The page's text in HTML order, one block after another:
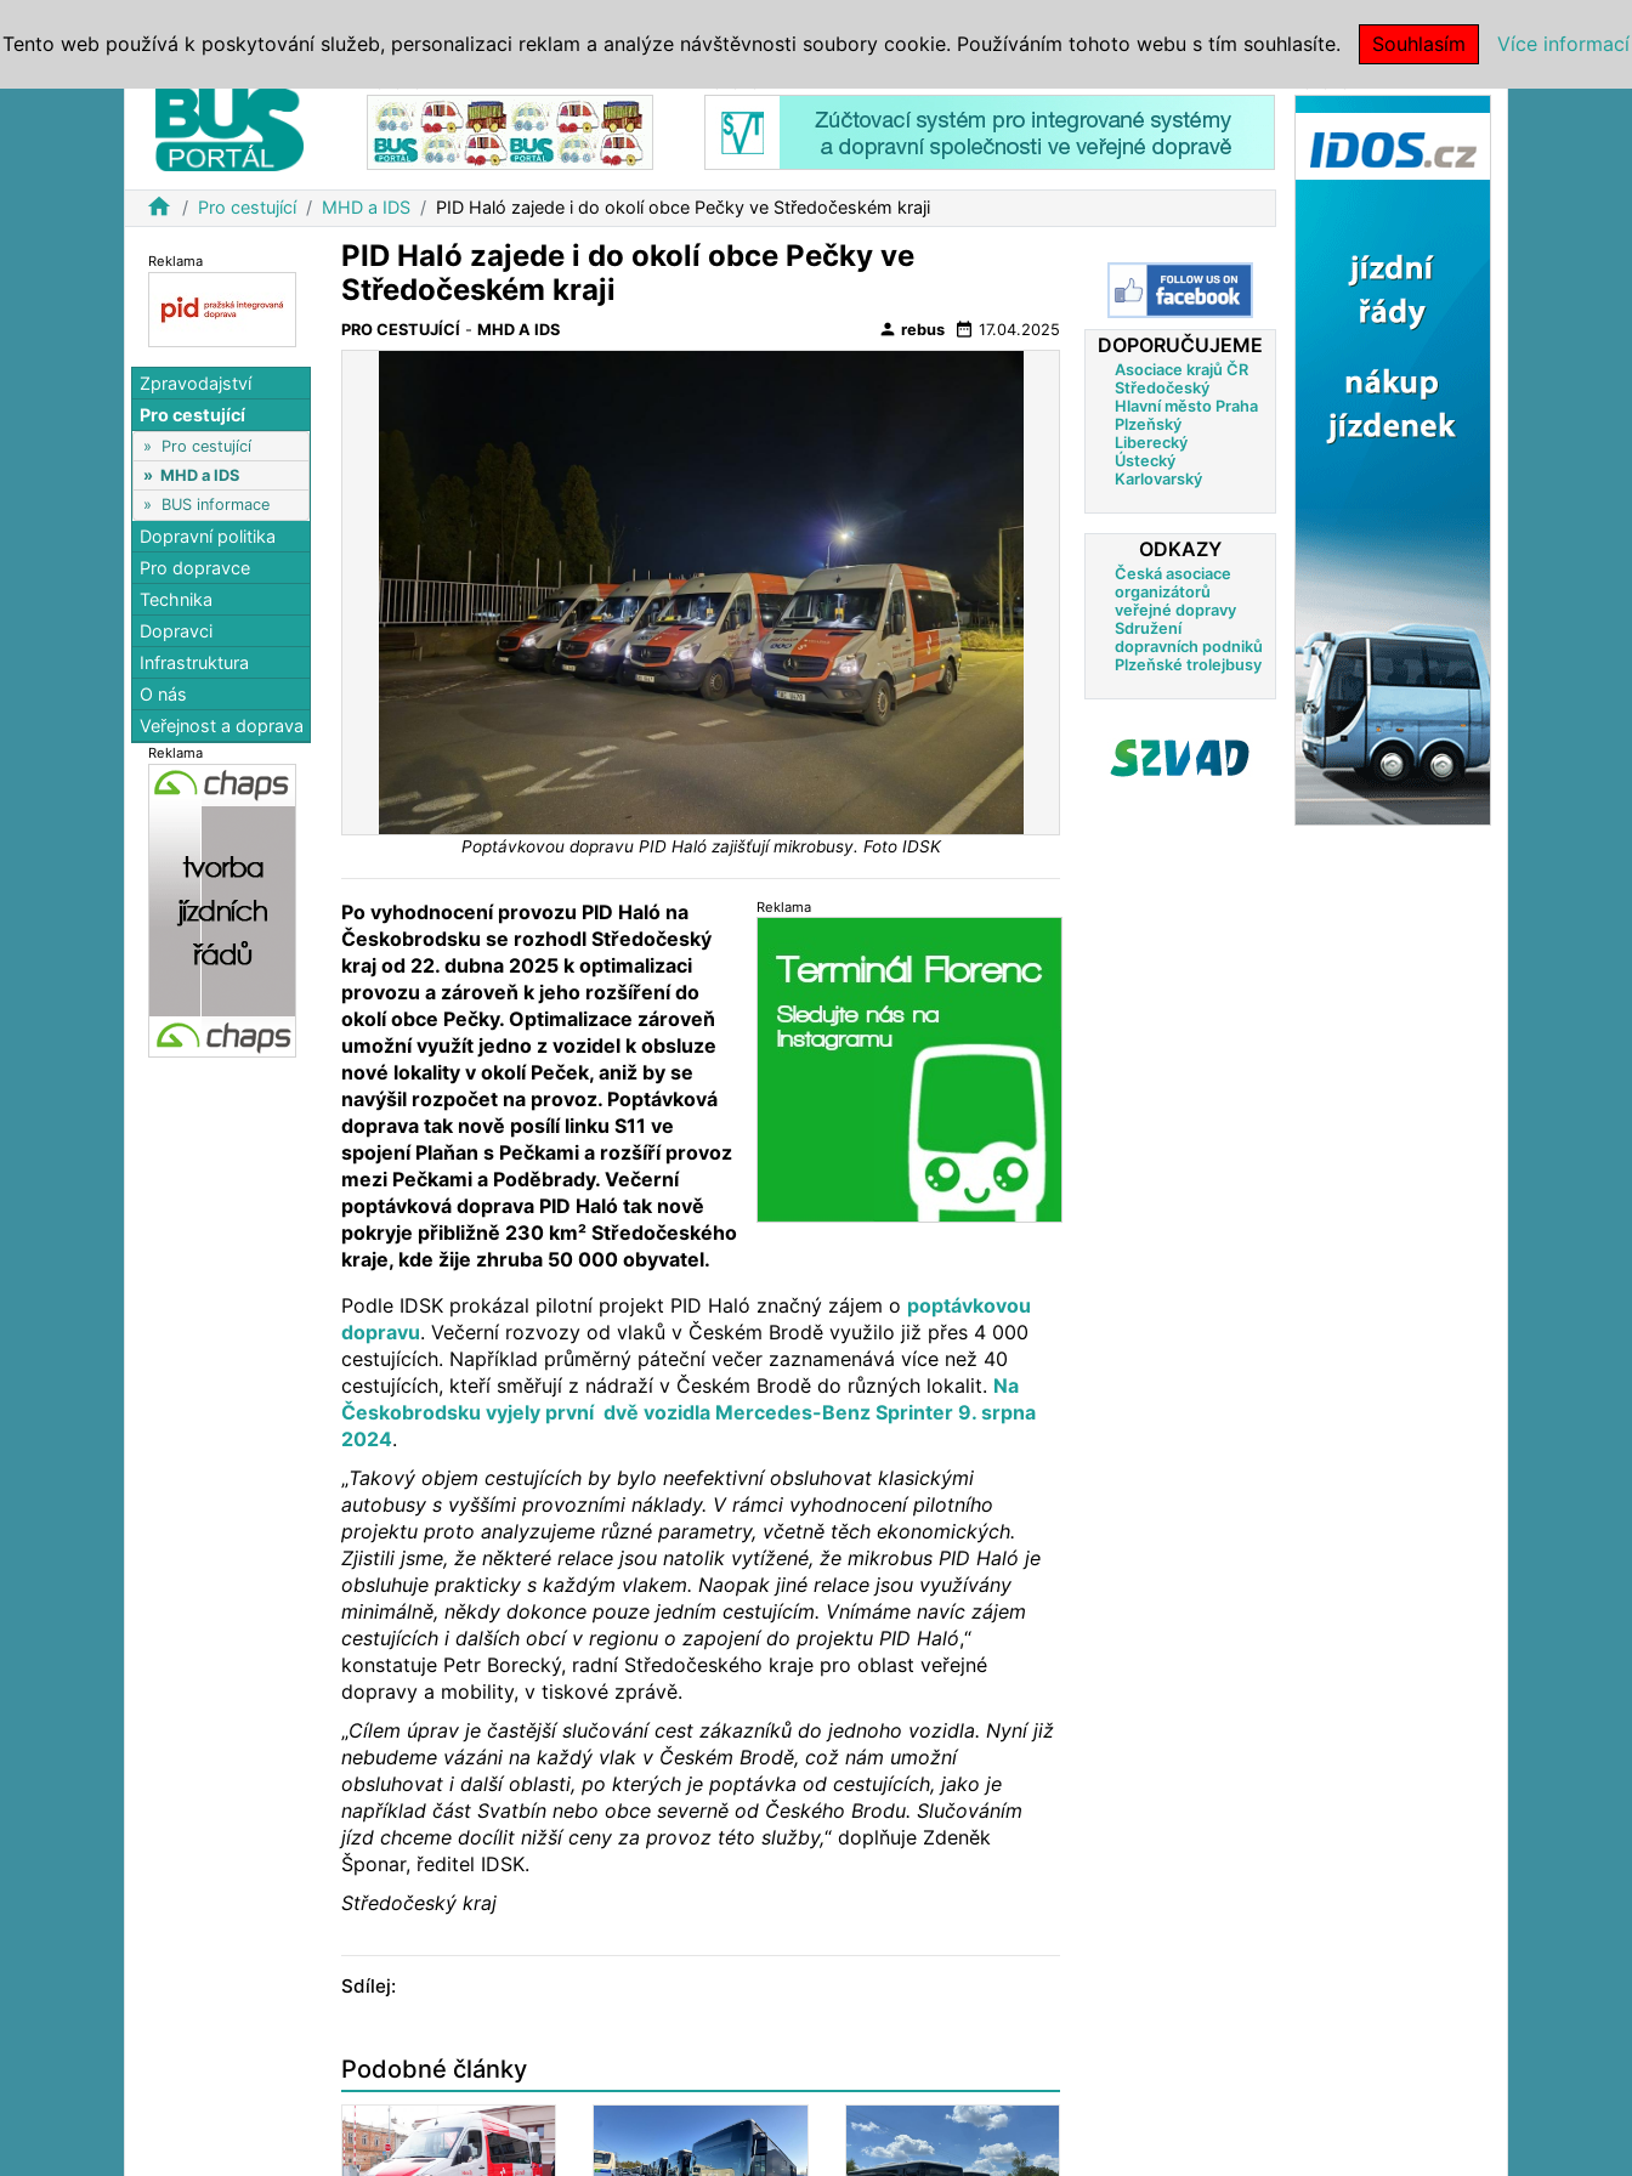
home Pro cestující MHD a IDS PID Haló zajede i do okolí obce Pečky ve Středočeském kraji
Reklama
Zpravodajství
Pro cestující
» Pro cestující
» MHD a IDS
» BUS informace
Dopravní politika
Pro dopravce
Technika
Dopravci
Infrastruktura
O nás
Veřejnost a doprava
Reklama
PID Haló zajede i do okolí obce Pečky ve
Středočeském kraji
PRO CESTUJÍCÍ -MHD A IDS person rebus date_range 17.04.2025
Poptávkovou dopravu PID Haló zajišťují mikrobusy. Foto IDSK
Reklama
Po vyhodnocení provozu PID Haló na
Českobrodsku se rozhodl Středočeský
kraj od 22. dubna 2025 k optimalizaci
provozu a zároveň k jeho rozšíření do
okolí obce Pečky. Optimalizace zároveň
umožní využít jedno z vozidel k obsluze
nové lokality v okolí Peček, aniž by se
navýšil rozpočet na provoz. Poptávková
doprava tak nově posílí linku S11 ve
spojení Plaňan s Pečkami a rozšíří provoz
mezi Pečkami a Poděbrady. Večerní
poptávková doprava PID Haló tak nově
pokryje přibližně 230 km² Středočeského
kraje, kde žije zhruba 50 000 obyvatel.
Podle IDSK prokázal pilotní projekt PID Haló značný zájem o poptávkovou
dopravu. Večerní rozvozy od vlaků v Českém Brodě využilo již přes 4 000
cestujících. Například průměrný páteční večer zaznamenává více než 40
cestujících, kteří směřují z nádraží v Českém Brodě do různých lokalit. Na
Českobrodsku vyjely první dvě vozidla Mercedes-Benz Sprinter 9. srpna
2024.
„Takový objem cestujících by bylo neefektivní obsluhovat klasickými
autobusy s vyššími provozními náklady. V rámci vyhodnocení pilotního
projektu proto analyzujeme různé parametry, včetně těch ekonomických.
Zjistili jsme, že některé relace jsou natolik vytížené, že mikrobus PID Haló je
obsluhuje prakticky s každým vlakem. Naopak jiné relace jsou využívány
minimálně, někdy dokonce pouze jedním cestujícím. Vnímáme navíc zájem
cestujících i dalších obcí v regionu o zapojení do projektu PID Haló,“
konstatuje Petr Borecký, radní Středočeského kraje pro oblast veřejné
dopravy a mobility, v tiskové zprávě.
„Cílem úprav je častější slučování cest zákazníků do jednoho vozidla. Nyní již
nebudeme vázáni na každý vlak v Českém Brodě, což nám umožní
obsluhovat i další oblasti, po kterých je poptávka od cestujících, jako je
například část Svatbín nebo obce severně od Českého Brodu. Slučováním
jízd chceme docílit nižší ceny za provoz této služby,“ doplňuje Zdeněk
Šponar, ředitel IDSK.
Středočeský kraj
Sdílej:
Podobné články
DOPORUČUJEME
Asociace krajů ČR
Středočeský
Hlavní město Praha
Plzeňský
Liberecký
Ústecký
Karlovarský
ODKAZY
Česká asociace
organizátorů
veřejné dopravy
Sdružení
dopravních podniků
Plzeňské trolejbusy
Tento web používá k poskytování služeb, personalizaci reklam a analýze návštěvnosti soubory cookie. Používáním tohoto webu s tím souhlasíte. Souhlasím Více informací